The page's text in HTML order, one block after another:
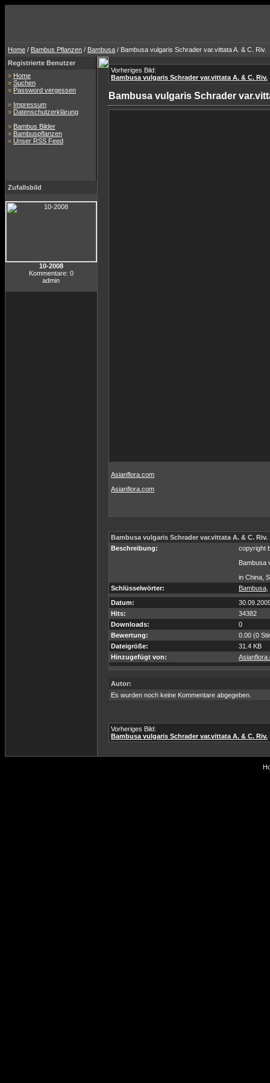
Home / Bambus Pflanzen / Bambusa / Bambusa vulgaris Schrader var.vittata A. & C. Riv.
Registrierte Benutzer
» Home
» Suchen
» Password vergessen
» Impressum
» Datenschutzerklärung
» Bambus Bilder
» Bambuspflanzen
» Unser RSS Feed
Zufallsbild
10-2008
Kommentare: 0
admin
Vorheriges Bild:
Bambusa vulgaris Schrader var.vittata A. & C. Riv.
Bambusa vulgaris Schrader
Asianflora.com
Asianflora.com
Bambusa vulgaris Schrader var.vittata A. & C. Riv.
Beschreibung:
copyright
Bambusa
in China,
Schlüsselwörter:
Bambusa
Datum:
Hits:
34382
Downloads:
0
Bewertung:
0.00 (0
Dateigröße:
31.4 KB
Hinzugefügt von:
Autor:
Es wurden noch keine Kommentare abgegeben.
Vorheriges Bild:
Bambusa vulgaris Schrader var.vittata A. & C. Riv.